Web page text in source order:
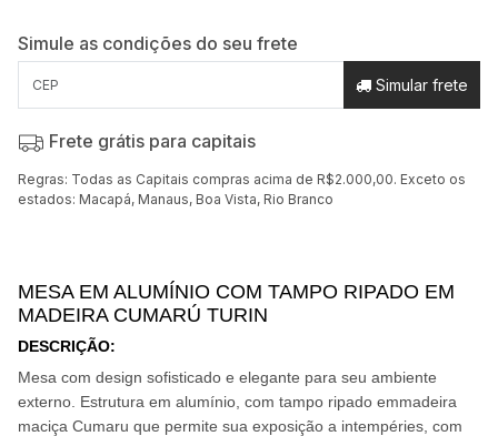
Simule as condições do seu frete
Simular frete
Frete grátis para capitais
Regras: Todas as Capitais compras acima de R$2.000,00. Exceto os
estados: Macapá, Manaus, Boa Vista, Rio Branco
MESA EM ALUMÍNIO COM TAMPO RIPADO EM
MADEIRA CUMARÚ TURIN
DESCRIÇÃO:
Mesacom design sofisticado e elegante para seu ambiente
externo. Estrutura em alumínio, com tampo ripado emmadeira
maciça Cumaru que permite sua exposição a intempéries, com